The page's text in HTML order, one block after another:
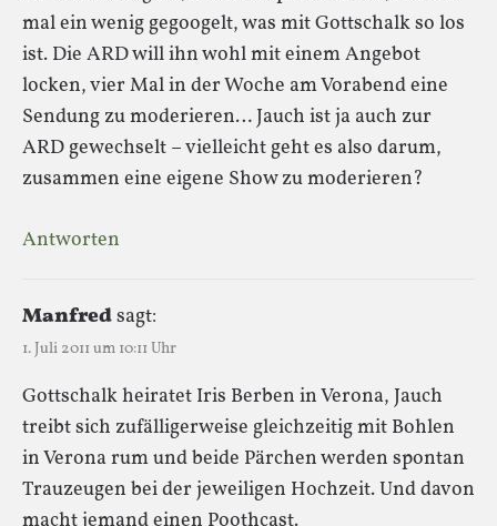
mal ein wenig gegoogelt, was mit Gottschalk so los
ist. Die ARD will ihn wohl mit einem Angebot
locken, vier Mal in der Woche am Vorabend eine
Sendung zu moderieren… Jauch ist ja auch zur
ARD gewechselt – vielleicht geht es also darum,
zusammen eine eigene Show zu moderieren?
Antworten
Manfredsagt:
1. Juli 2011 um 10:11 Uhr
Gottschalk heiratet Iris Berben in Verona, Jauch
treibt sich zufälligerweise gleichzeitig mit Bohlen
in Verona rum und beide Pärchen werden spontan
Trauzeugen bei der jeweiligen Hochzeit. Und davon